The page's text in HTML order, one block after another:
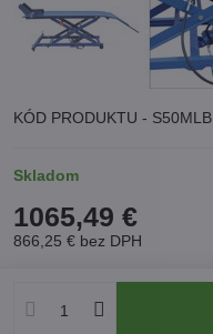
KÓD PRODUKTU - S50MLB
Skladom
1065,49 €
866,25 € bez DPH